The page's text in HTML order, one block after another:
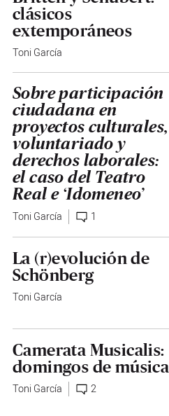
clásicos
extemporáneos
Toni García
Sobre participación
ciudadana en
proyectos culturales,
voluntariado y
derechos laborales:
el caso del Teatro
Real e ‘Idomeneo’
Toni García 1
La (r)evolución de
Schönberg
Toni García
Camerata Musicalis:
domingos de música
Toni García 2